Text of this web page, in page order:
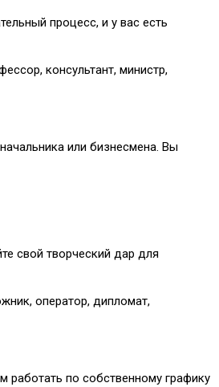
процесс, и у вас есть
консультант, министр,
или бизнесмена. Вы
свой творческий дар для
оператор, дипломат,
работать по собственному графику